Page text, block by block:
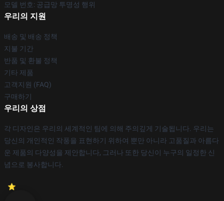
모델 번호: 공급망 투명성 행위
우리의 지원
배송 및 배송 정책
지불 기간
반품 및 환불 정책
기타 제품
고객지원 (FAQ)
구매하기
우리의 상점
각 디자인은 우리의 세계적인 팀에 의해 주의깊게 기술됩니다. 우리는
당신의 개인적인 작풍을 표현하기 위하여 뿐만 아니라 고품질과 아름다
운 제품의 다양성을 제안합니다, 그러나 또한 당신이 누구의 일정한 신
념으로 봉사합니다.